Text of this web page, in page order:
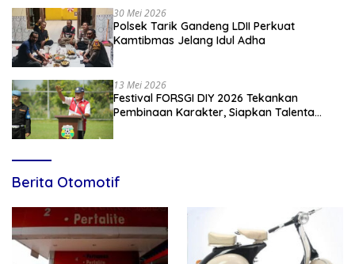
30 Mei 2026
Polsek Tarik Gandeng LDII Perkuat
Kamtibmas Jelang Idul Adha
13 Mei 2026
Festival FORSGI DIY 2026 Tekankan
Pembinaan Karakter, Siapkan Talenta
Berita Otomotif